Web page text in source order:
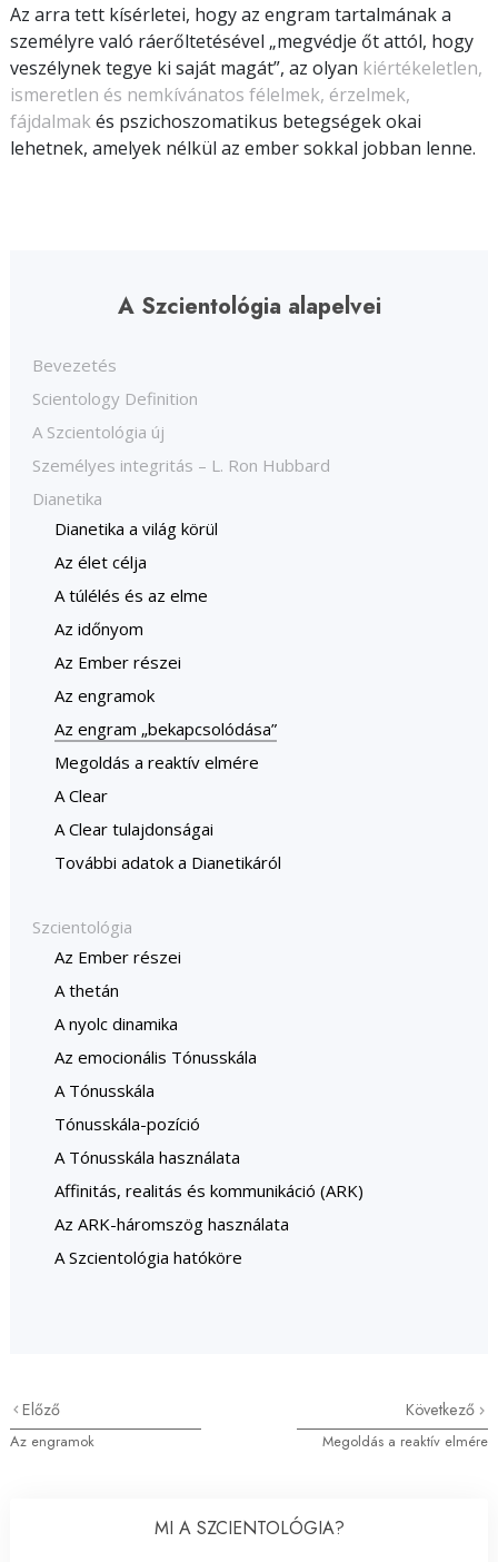
Az arra tett kísérletei, hogy az engram tartalmának a
személyre való ráerőltetésével „megvédje őt attól, hogy
veszélynek tegye ki saját magát”, az olyan kiértékeletlen,
ismeretlen és nemkívánatos félelmek, érzelmek,
fájdalmakés pszichoszomatikus betegségek okai
lehetnek, amelyek nélkül az ember sokkal jobban lenne.
A Szcientológia alapelvei
Bevezetés
Scientology Definition
A Szcientológia új
Személyes integritás – L. Ron Hubbard
Dianetika
Dianetika a világ körül
Az élet célja
A túlélés és az elme
Az időnyom
Az Ember részei
Az engramok
Az engram „bekapcsolódása”
Megoldás a reaktív elmére
A Clear
A Clear tulajdonságai
További adatok a Dianetikáról
Szcientológia
Az Ember részei
A thetán
A nyolc dinamika
Az emocionális Tónusskála
A Tónusskála
Tónusskála-pozíció
A Tónusskála használata
Affinitás, realitás és kommunikáció (ARK)
Az ARK-háromszög használata
A Szcientológia hatóköre
Előző
Az engramok
Következő
Megoldás a reaktív elmére
MI A SZCIENTOLÓGIA?